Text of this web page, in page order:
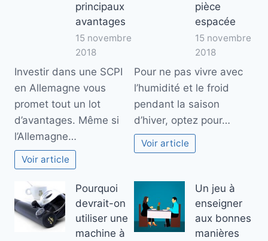
principaux
avantages
15 novembre
2018
Investir dans une SCPI
en Allemagne vous
promet tout un lot
d’avantages. Même si
l’Allemagne…
Voir article
pièce
espacée
15 novembre
2018
Pour ne pas vivre avec
l’humidité et le froid
pendant la saison
d’hiver, optez pour…
Voir article
Pourquoi
devrait-on
utiliser une
machine à
Un jeu à
enseigner
aux bonnes
manières